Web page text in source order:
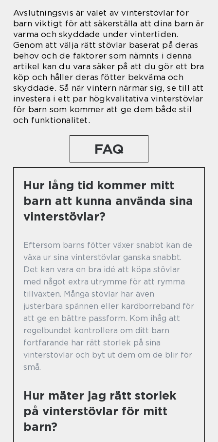
Avslutningsvis är valet av vinterstövlar för
barn viktigt för att säkerställa att dina barn är
varma och skyddade under vintertiden.
Genom att välja rätt stövlar baserat på deras
behov och de faktorer som nämnts i denna
artikel kan du vara säker på att du gör ett bra
köp och håller deras fötter bekväma och
skyddade. Så när vintern närmar sig, se till att
investera i ett par högkvalitativa vinterstövlar
för barn som kommer att ge dem både stil
och funktionalitet.
FAQ
Hur lång tid kommer mitt
barn att kunna använda sina
vinterstövlar?
Eftersom barns fötter växer snabbt kan de
växa ur sina vinterstövlar ganska snabbt.
Det kan vara en bra idé att köpa stövlar
med något extra utrymme för att rymma
tillväxten. Många stövlar har även
justerbara spännen eller kardborreband för
att ge en bättre passform. Kom ihåg att
regelbundet kontrollera om ditt barn
fortfarande har rätt storlek på sina
vinterstövlar och byt ut dem om de blir för
små.
Hur mäter jag rätt storlek
på vinterstövlar för mitt
barn?